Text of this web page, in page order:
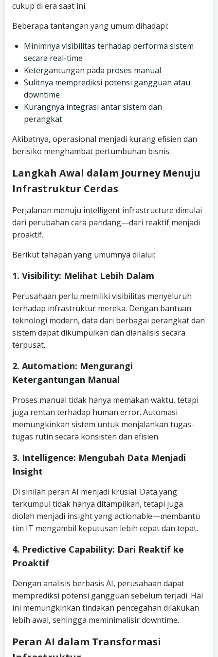
cukup di era saat ini.
Beberapa tantangan yang umum dihadapi:
Minimnya visibilitas terhadap performa sistem
secara real-time
Ketergantungan pada proses manual
Sulitnya memprediksi potensi gangguan atau
downtime
Kurangnya integrasi antar sistem dan
perangkat
Akibatnya, operasional menjadi kurang efisien dan
berisiko menghambat pertumbuhan bisnis.
Langkah Awal dalam Journey Menuju
Infrastruktur Cerdas
Perjalanan menuju intelligent infrastructure dimulai
dari perubahan cara pandang—dari reaktif menjadi
proaktif.
Berikut tahapan yang umumnya dilalui:
1. Visibility: Melihat Lebih Dalam
Perusahaan perlu memiliki visibilitas menyeluruh
terhadap infrastruktur mereka. Dengan bantuan
teknologi modern, data dari berbagai perangkat dan
sistem dapat dikumpulkan dan dianalisis secara
terpusat.
2. Automation: Mengurangi
Ketergantungan Manual
Proses manual tidak hanya memakan waktu, tetapi
juga rentan terhadap human error. Automasi
memungkinkan sistem untuk menjalankan tugas-
tugas rutin secara konsisten dan efisien.
3. Intelligence: Mengubah Data Menjadi
Insight
Di sinilah peran AI menjadi krusial. Data yang
terkumpul tidak hanya ditampilkan, tetapi juga
diolah menjadi insight yang actionable—membantu
tim IT mengambil keputusan lebih cepat dan tepat.
4. Predictive Capability: Dari Reaktif ke
Proaktif
Dengan analisis berbasis AI, perusahaan dapat
memprediksi potensi gangguan sebelum terjadi. Hal
ini memungkinkan tindakan pencegahan dilakukan
lebih awal, sehingga meminimalisir downtime.
Peran AI dalam Transformasi